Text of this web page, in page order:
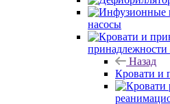
насосы
принадлежности
Назад
Кровати и